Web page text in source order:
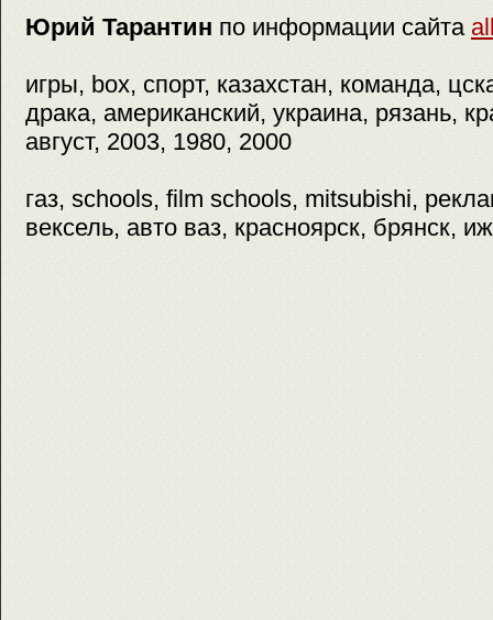
Юрий Тарантин по информации сайта
игры, box, спорт, казахстан, команда,
драка, американский, украина, рязань,
август, 2003, 1980, 2000
газ, schools, film schools, mitsubishi,
вексель, авто ваз, красноярск, брянск,